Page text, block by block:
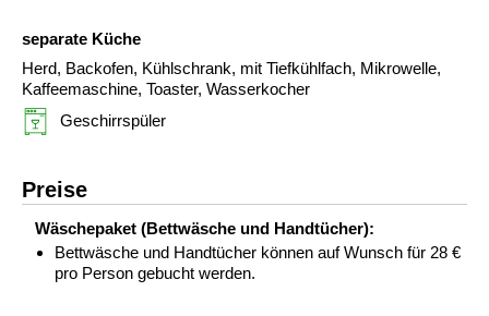
separate Küche
Herd, Backofen, Kühlschrank, mit Tiefkühlfach, Mikrowelle,
Kaffeemaschine, Toaster, Wasserkocher
Geschirrspüler
Preise
Wäschepaket (Bettwäsche und Handtücher):
Bettwäsche und Handtücher können auf Wunsch für 28 €
pro Person gebucht werden.